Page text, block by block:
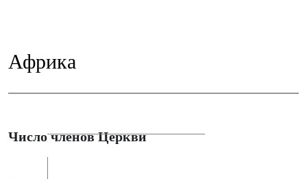
Африка
Число членов Церкви